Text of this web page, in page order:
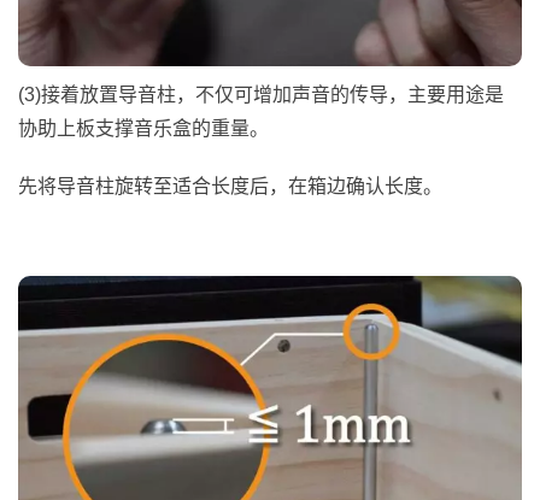
(3)接着放置导音柱，不仅可增加声音的传导，主要用途是
协助上板支撑音乐盒的重量。
先将导音柱旋转至适合长度后，在箱边确认长度。